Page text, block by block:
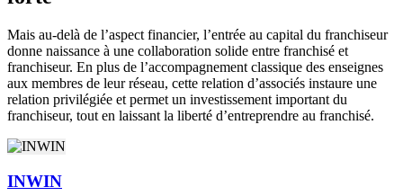
Mais au-delà de l’aspect financier, l’entrée au capital du franchiseur
donne naissance à une collaboration solide entre franchisé et
franchiseur. En plus de l’accompagnement classique des enseignes
aux membres de leur réseau, cette relation d’associés instaure une
relation privilégiée et permet un investissement important du
franchiseur, tout en laissant la liberté d’entreprendre au franchisé.
INWIN